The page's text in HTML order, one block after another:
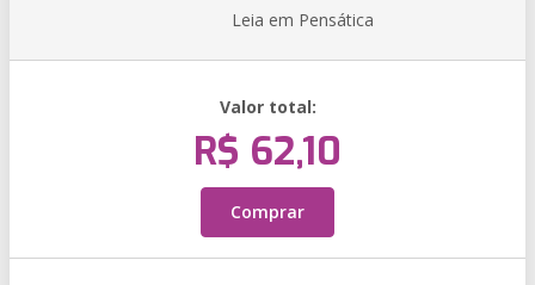
Leia em Pensática
Valor total:
R$ 62,10
Comprar